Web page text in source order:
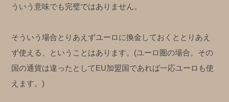
ういう意味でも完璧ではありません。
そういう場合とりあえずユーロに換金しておくととりあえ
ず使える、ということはあります。(ユーロ圏の場合。その
国の通貨は違ったとしてEU加盟国であれば一応ユーロも使
えます。)